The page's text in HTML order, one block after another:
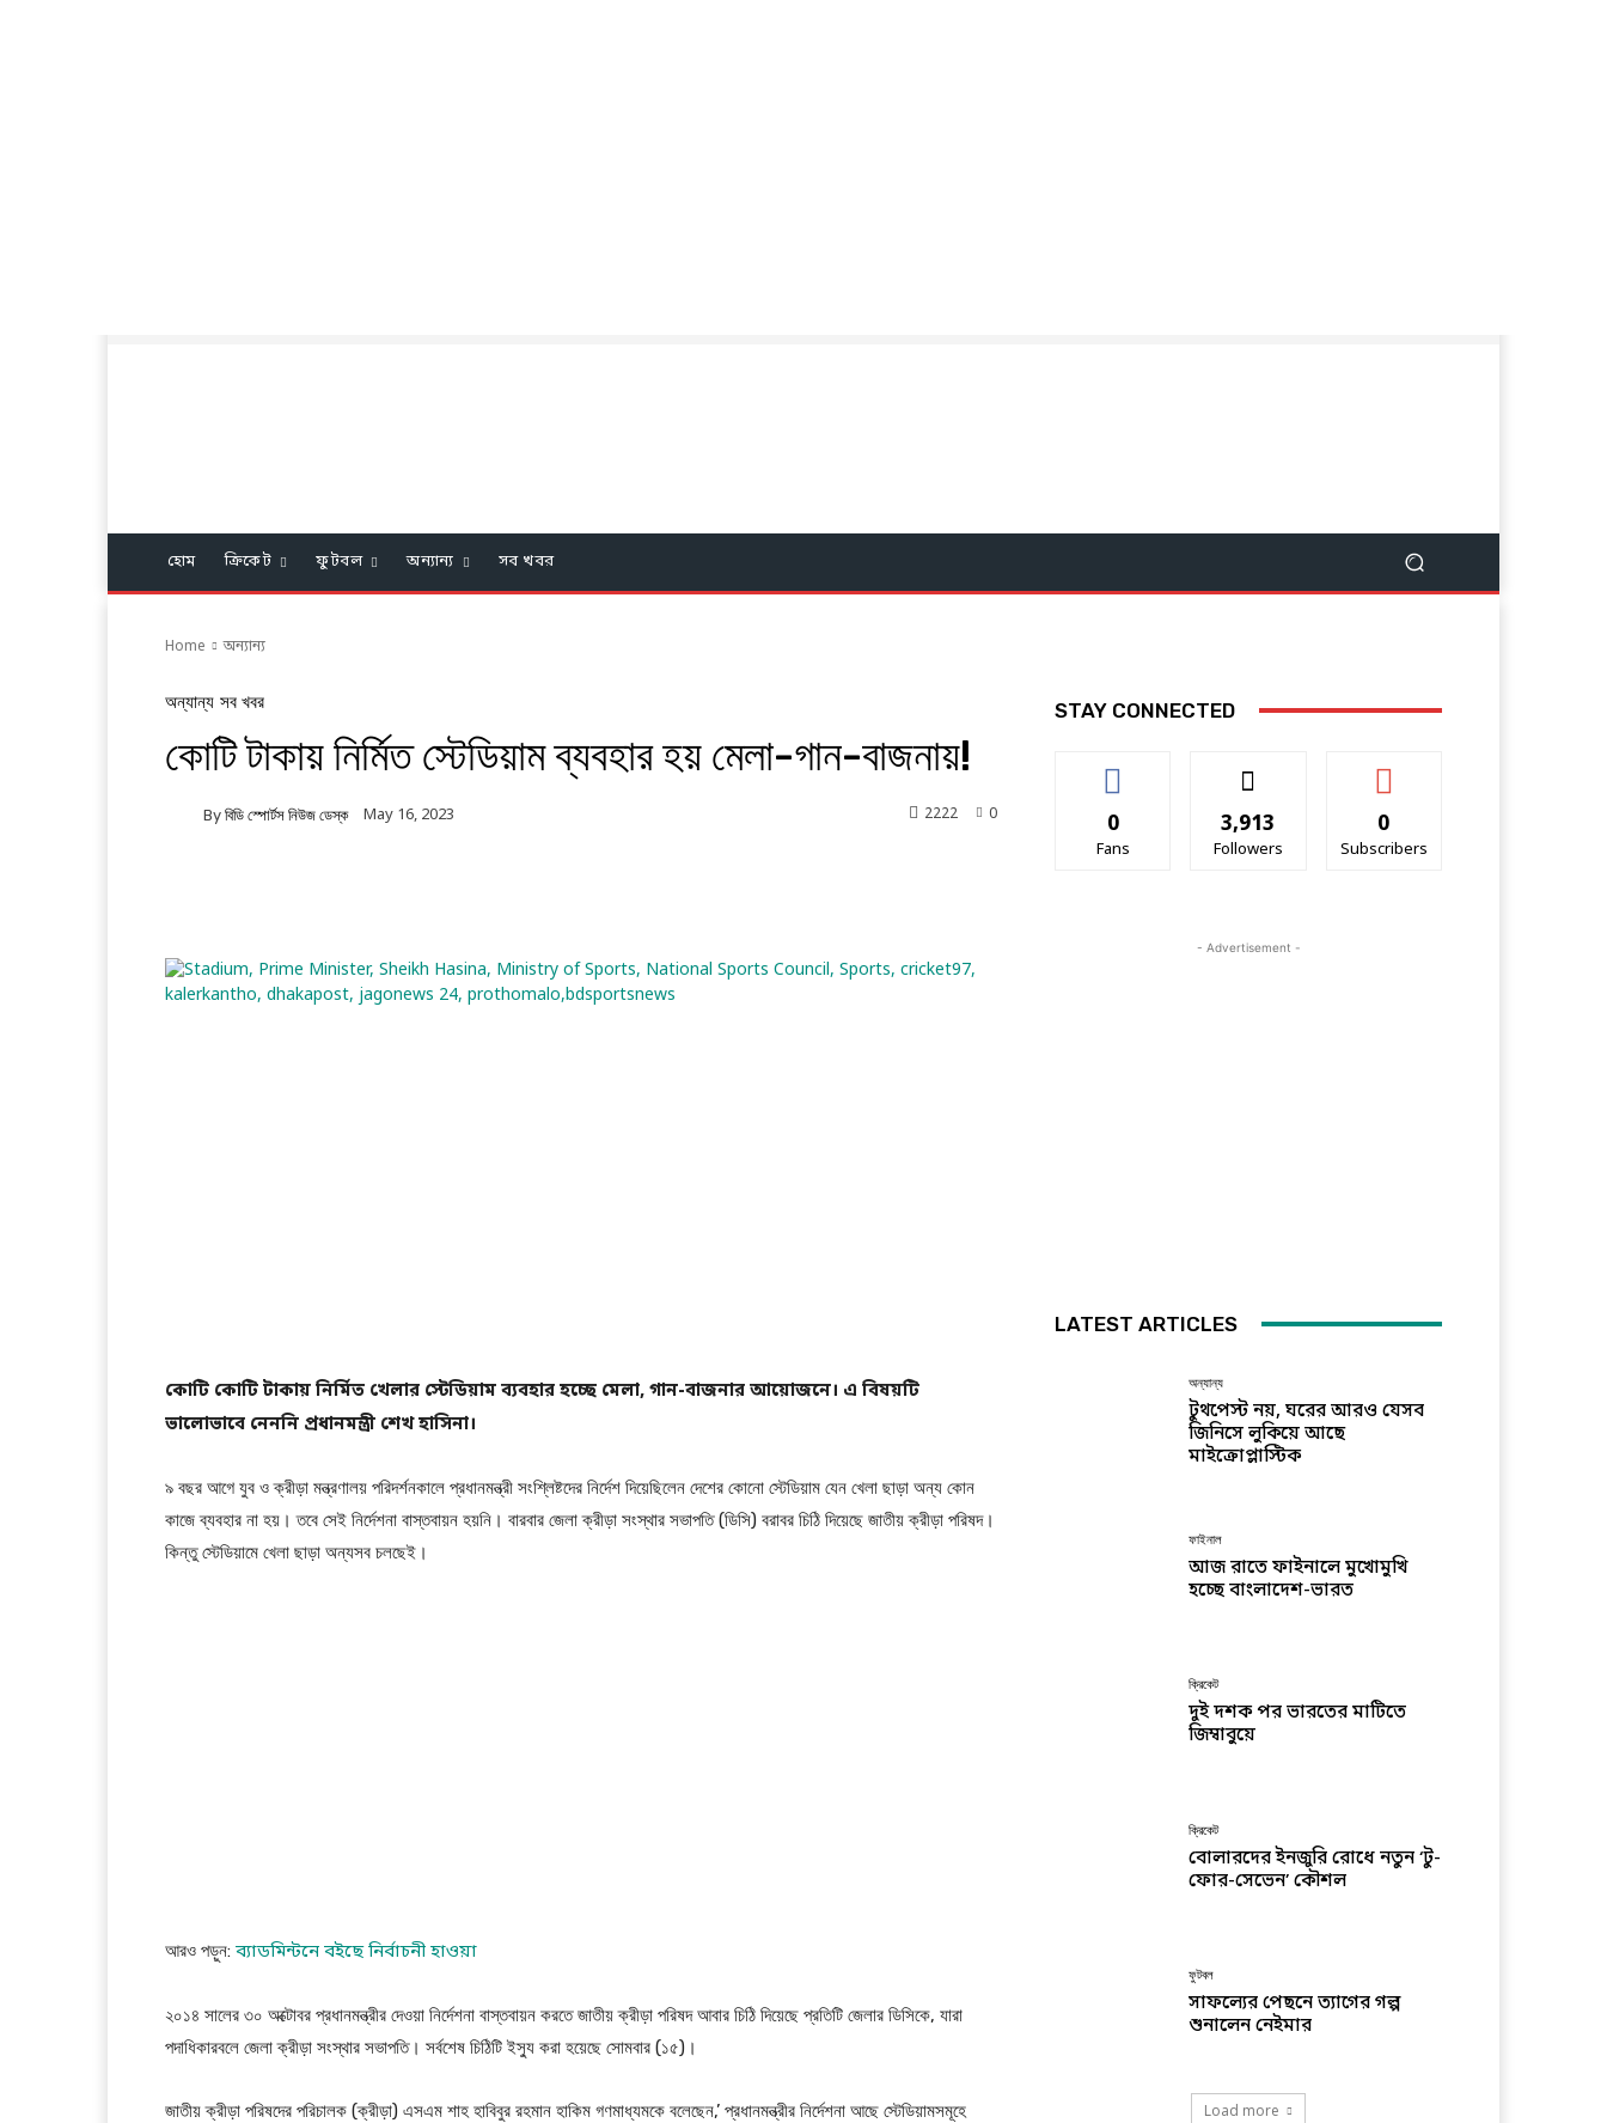
হোম ক্রিকেট ফুটবল অন্যান্য সব খবর
Home অন্যান্য
অন্যান্য সব খবর
কোটি টাকায় নির্মিত স্টেডিয়াম ব্যবহার হয় মেলা-গান-বাজনায়!
By বিডি স্পোর্টস নিউজ ডেস্ক May 16, 2023 0
2222
কোটি কোটি টাকায় নির্মিত খেলার স্টেডিয়াম ব্যবহার হচ্ছে মেলা, গান-বাজনার আয়োজনে। এ বিষয়টি
ভালোভাবে নেননি প্রধানমন্ত্রী শেখ হাসিনা।
৯ বছর আগে যুব ও ক্রীড়া মন্ত্রণালয় পরিদর্শনকালে প্রধানমন্ত্রী সংশ্লিষ্টদের নির্দেশ দিয়েছিলেন দেশের কোনো স্টেডিয়াম যেন খেলা ছাড়া অন্য কোন
কাজে ব্যবহার না হয়। তবে সেই নির্দেশনা বাস্তবায়ন হয়নি। বারবার জেলা ক্রীড়া সংস্থার সভাপতি (ডিসি) বরাবর চিঠি দিয়েছে জাতীয় ক্রীড়া পরিষদ।
কিন্তু স্টেডিয়ামে খেলা ছাড়া অন্যসব চলছেই।
আরও পড়ুন: ব্যাডমিন্টনে বইছে নির্বাচনী হাওয়া
২০১৪ সালের ৩০ অক্টোবর প্রধানমন্ত্রীর দেওয়া নির্দেশনা বাস্তবায়ন করতে জাতীয় ক্রীড়া পরিষদ আবার চিঠি দিয়েছে প্রতিটি জেলার ডিসিকে, যারা
পদাধিকারবলে জেলা ক্রীড়া সংস্থার সভাপতি। সর্বশেষ চিঠিটি ইস্যু করা হয়েছে সোমবার (১৫)।
জাতীয় ক্রীড়া পরিষদের পরিচালক (ক্রীড়া) এসএম শাহ হাবিবুর রহমান হাকিম গণমাধ্যমকে বলেছেন,’ প্রধানমন্ত্রীর নির্দেশনা আছে স্টেডিয়ামসমূহে
STAY CONNECTED
0
Fans
3,913
Followers
0
Subscribers
- Advertisement -
LATEST ARTICLES
অন্যান্য
টুথপেস্ট নয়, ঘরের আরও যেসব
জিনিসে লুকিয়ে আছে
মাইক্রোপ্লাস্টিক
ফাইনাল
আজ রাতে ফাইনালে মুখোমুখি
হচ্ছে বাংলাদেশ-ভারত
ক্রিকেট
দুই দশক পর ভারতের মাটিতে
জিম্বাবুয়ে
ক্রিকেট
বোলারদের ইনজুরি রোধে নতুন ‘টু-
ফোর-সেভেন’ কৌশল
ফুটবল
সাফল্যের পেছনে ত্যাগের গল্প
শুনালেন নেইমার
Load more